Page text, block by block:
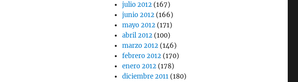
julio 2012 (167)
junio 2012 (166)
mayo 2012 (171)
abril 2012 (100)
marzo 2012 (146)
febrero 2012 (170)
enero 2012 (178)
diciembre 2011 (180)